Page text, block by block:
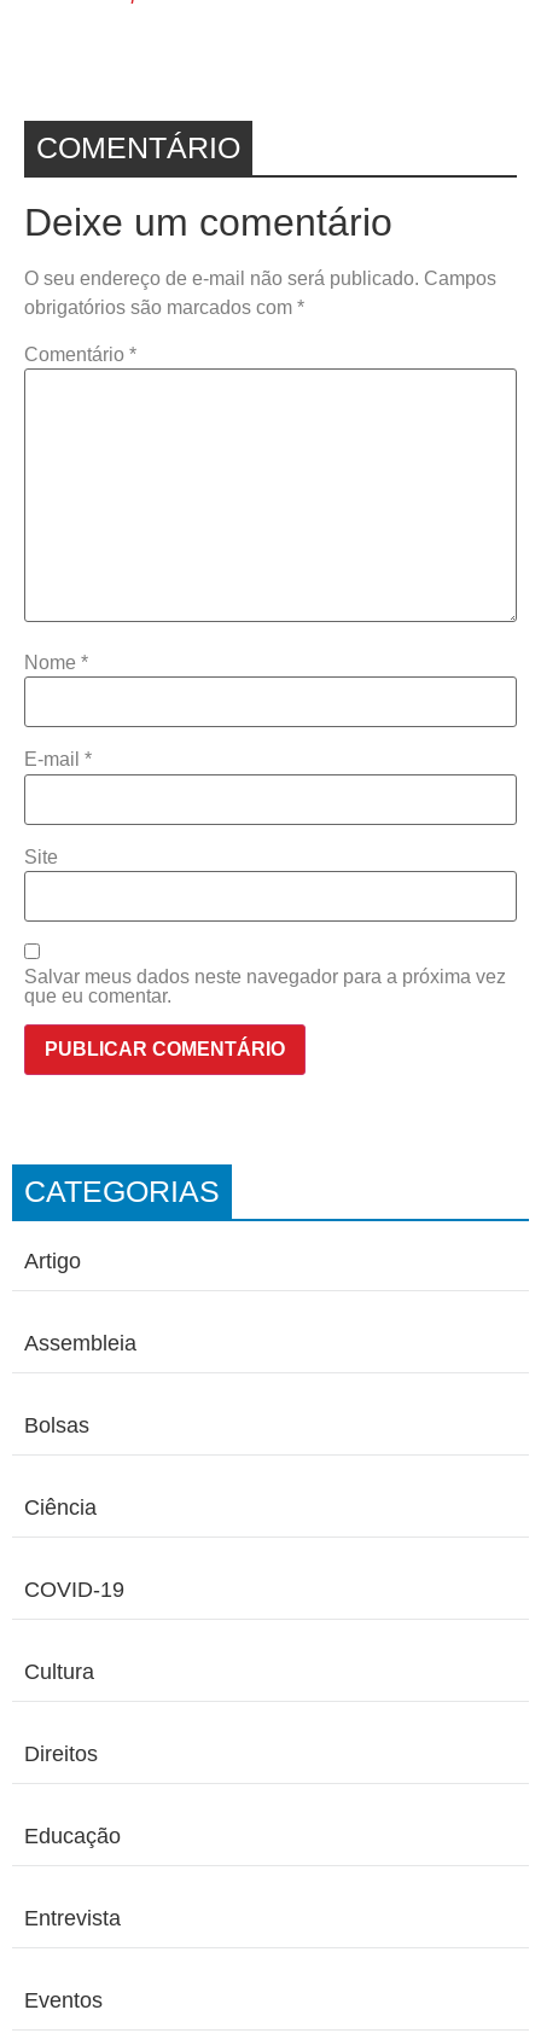
COMENTÁRIO
Deixe um comentário
O seu endereço de e-mail não será publicado. Campos
obrigatórios são marcados com *
Comentário *
Nome *
E-mail *
Site
Salvar meus dados neste navegador para a próxima vez
que eu comentar.
CATEGORIAS
Artigo
Assembleia
Bolsas
Ciência
COVID-19
Cultura
Direitos
Educação
Entrevista
Eventos